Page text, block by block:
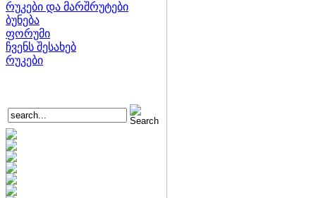
რუკები და მარშრუტები
ბუნება
ფორუმი
ჩვენს შესახებ
რუკები